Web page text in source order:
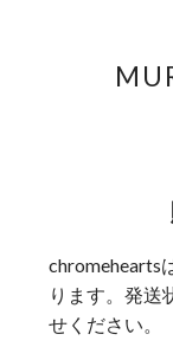
chromehearts
ります。発送
せください。